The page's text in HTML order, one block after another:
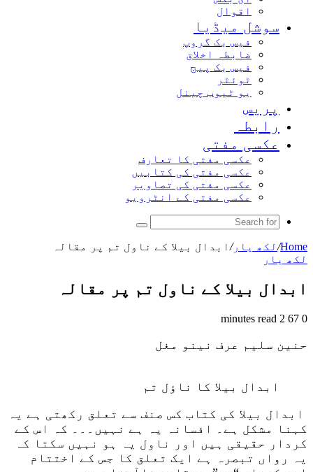
اقوال
سوشل میڈیا
فیس بک گروپ
ضابطہ اخلاق
فیس بک پیج
ٹوئٹر
یو ٹیوب چینل
پریس
رابطہ
عکسی مفتی
عکسی مفتی کا تعارف
عکسی مفتی کی کتابیں
عکسی مفتی کی تصاویر
عکسی مفتی کے انٹرویو
Search
Home
/لکھ یار/ ابدال بیلا کے ناول تم پر مقالہ
لکھ یار
ابدال بیلا کے ناول تم پر مقالہ
0
2 minutes read
حنین سلیم عرف نینو مغل
ابدال بیلا کا ناؤل تم
ابدال بیلا کی کتاب کس صنف سے تعلق رکھتی ہے یہ
کہنا مشکل ہے۔ افسانہ یہ ہے نہیں۔۔۔ کہ اس کے
کردار حقیقی ہیں اور ناول یہ ہو نہیں سکتا کہ
یہ رواں تبصرہ ہے ایک تعلق کا جس کے اختتام